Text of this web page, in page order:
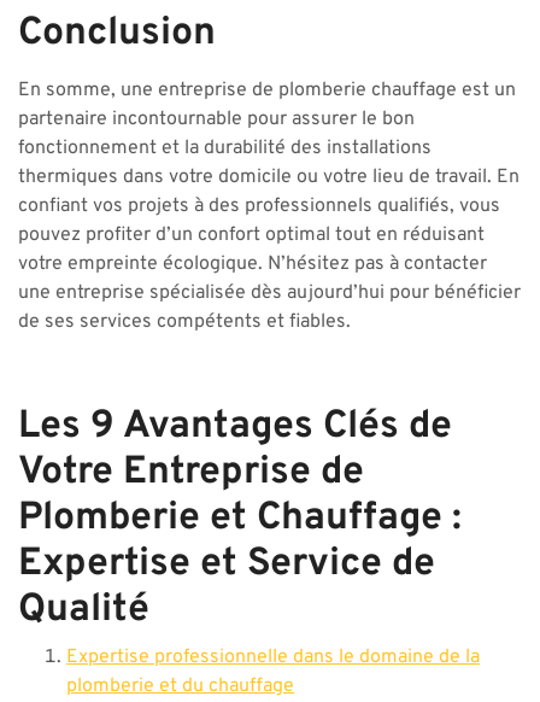
Conclusion
En somme, une entreprise de plomberie chauffage est un
partenaire incontournable pour assurer le bon
fonctionnement et la durabilité des installations
thermiques dans votre domicile ou votre lieu de travail. En
confiant vos projets à des professionnels qualifiés, vous
pouvez profiter d’un confort optimal tout en réduisant
votre empreinte écologique. N’hésitez pas à contacter
une entreprise spécialisée dès aujourd’hui pour bénéficier
de ses services compétents et fiables.
Les 9 Avantages Clés de
Votre Entreprise de
Plomberie et Chauffage :
Expertise et Service de
Qualité
Expertise professionnelle dans le domaine de la
plomberie et du chauffage